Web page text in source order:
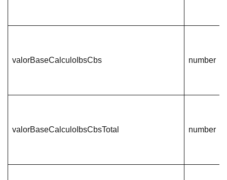
valorBaseCalculoIbsCbs number
valorBaseCalculoIbsCbsTotal number